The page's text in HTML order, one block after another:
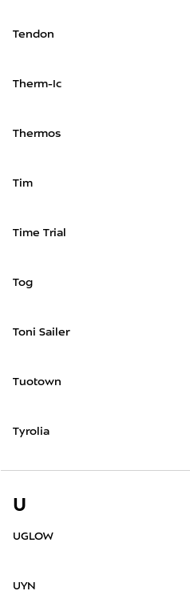
Tendon
Therm-Ic
Thermos
Tim
Time Trial
Tog
Toni Sailer
Tuotown
Tyrolia
U
UGLOW
UYN